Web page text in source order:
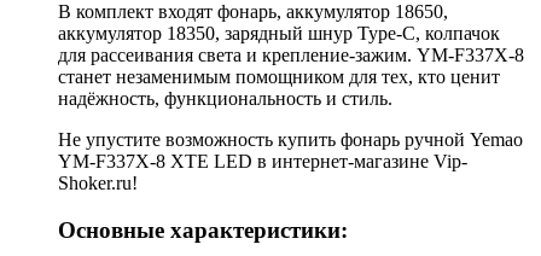
В комплект входят фонарь, аккумулятор 18650,
аккумулятор 18350, зарядный шнур Type-C, колпачок
для рассеивания света и крепление-зажим. YM-F337X-8
станет незаменимым помощником для тех, кто ценит
надёжность, функциональность и стиль.
Не упустите возможность купить фонарь ручной Yemao
YM-F337X-8 XTE LED в интернет-магазине Vip-
Shoker.ru!
Основные характеристики: